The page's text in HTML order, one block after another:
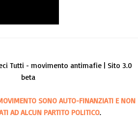
Tutti - movimento antimafie | Sito 3.0
beta
SONO AUTO-FINANZIATI E NON
AD ALCUN PARTITO POLITICO.